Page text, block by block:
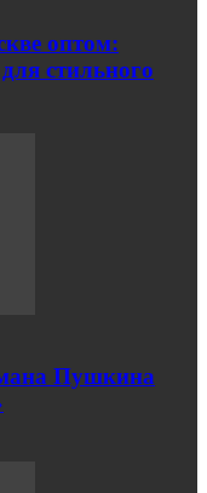
оптом:
стильного
Пушкина